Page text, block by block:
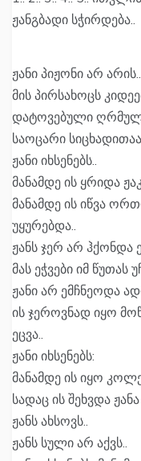
ჟანგბადი სჭირდება..
ჟანი პიჟონი არ არის..
მის პირსახოცს
დატოვებული
საოცარი
ჟანი იხსენებს..
მანამდე ის ყრიდა
მანამდე ის იწვა
უყურებდა..
ჟანს ჯერ არ ჰქონდა
მას ეჭვები იმ წუთას
ჟანი არ ემჩნეოდა
ის ჯეროვნად იყო
ეცვა..
ჟანი იხსენებს:
მანამდე ის იყო
სადაც ის შეხვდა
ჟანს ახსოვს..
ჟანს სული არ აქვს..